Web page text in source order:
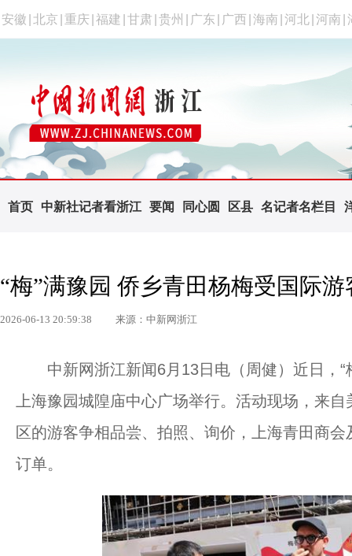
安徽 北京 重庆 福建 甘肃 贵州 广东 广西 海南 河北 河南
首页 中新社记者看浙江 要闻 同心圆 区县 名记者名栏目
“梅”满豫园 侨乡青田杨梅受国际游
2026-06-13 20:59:38 来源：中新网浙江
中新网浙江新闻6月13日电（周健）近日，“
上海豫园城隍庙中心广场举行。活动现场，来
区的游客争相品尝、拍照、询价，上海青田商
订单。